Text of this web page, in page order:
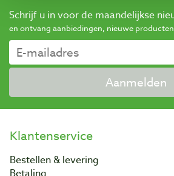
Schrijf u in voor de maandelijkse
en ontvang aanbiedingen, nieuwe
Aanmelden
Klantenservice
Bestellen & levering